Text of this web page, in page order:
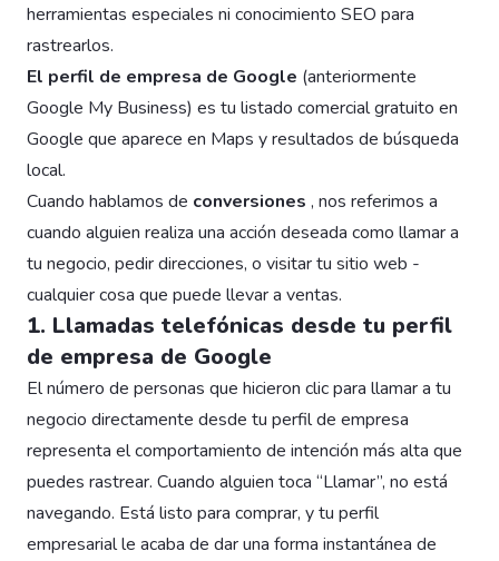
herramientas especiales ni conocimiento SEO para
rastrearlos.
El perfil de empresa de Google (anteriormente
Google My Business) es tu listado comercial gratuito en
Google que aparece en Maps y resultados de búsqueda
local.
Cuando hablamos de conversiones , nos referimos a
cuando alguien realiza una acción deseada como llamar a
tu negocio, pedir direcciones, o visitar tu sitio web -
cualquier cosa que puede llevar a ventas.
1. Llamadas telefónicas desde tu perfil
de empresa de Google
El número de personas que hicieron clic para llamar a tu
negocio directamente desde tu perfil de empresa
representa el comportamiento de intención más alta que
puedes rastrear. Cuando alguien toca “Llamar”, no está
navegando. Está listo para comprar, y tu perfil
empresarial le acaba de dar una forma instantánea de